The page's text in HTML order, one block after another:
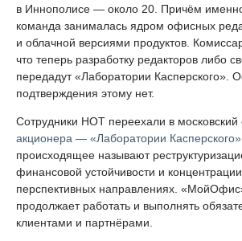
в Иннополисе — около 20. Причём именно
команда занималась ядром офисных
и облачной версиями продуктов.
что теперь разработку редакторов либо
передадут «Лаборатории Касперского».
подтверждения этому нет.
Сотрудники НОТ переехали в
акционера — «Лаборатории Касперского»
происходящее называют
финансовой устойчивости и
перспективных направлениях.
продолжает работать и выполнять
клиентами и партнёрами.